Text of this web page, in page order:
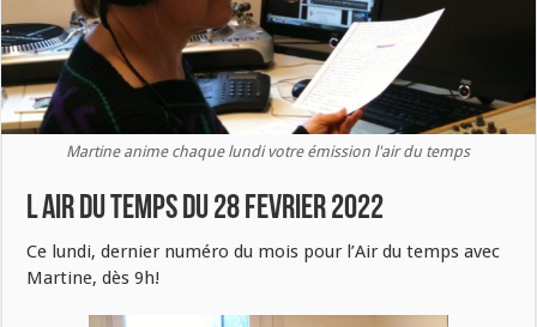
Martine anime chaque lundi votre émission l'air du temps
L air du temps du 28 fevrier 2022
Ce lundi, dernier numéro du mois pour l’Air du temps avec
Martine, dès 9h!